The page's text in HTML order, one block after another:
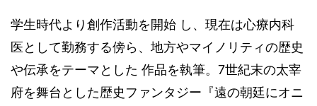
学生時代より創作活動を開始 し、現在は心療内科
医として勤務する傍ら、地方やマイノリティの歴史
や伝承をテーマとした 作品を執筆。7世紀末の太宰
府を舞台とした歴史ファンタジー『遠の朝廷にオニ